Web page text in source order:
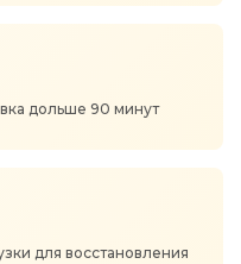
дольше 90 минут
для восстановления